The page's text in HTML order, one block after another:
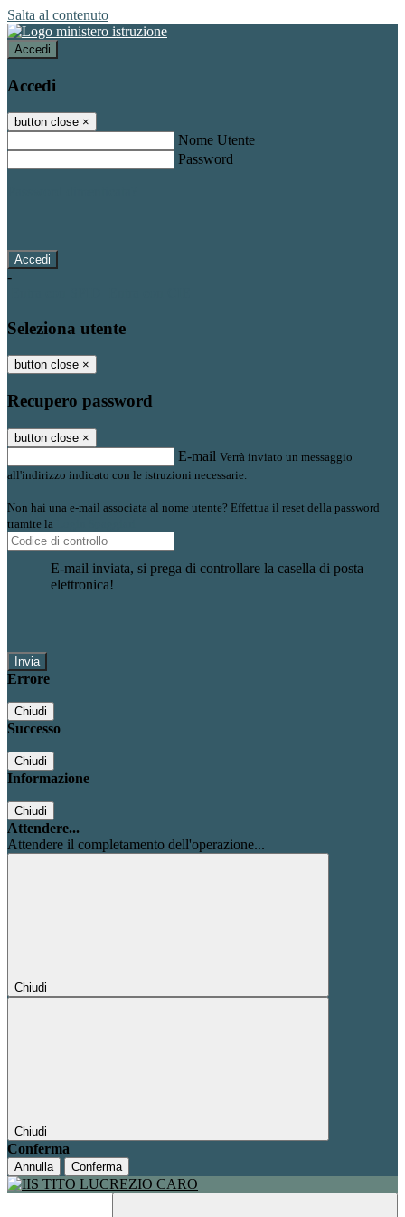
Salta al contenuto
Accedi
Accedi
button close ×
Nome Utente
Password
-
Seleziona utente
button close ×
Recupero password
button close ×
E-mail Verrà inviato un messaggio
all'indirizzo indicato con le istruzioni necessarie.
Non hai una e-mail associata al nome utente? Effettua il reset della password
tramite la
E-mail inviata, si prega di controllare la casella di posta
elettronica!
Errore
Chiudi
Successo
Chiudi
Informazione
Chiudi
Attendere...
Attendere il completamento dell'operazione...
Chiudi
Chiudi
Conferma
Annulla Conferma